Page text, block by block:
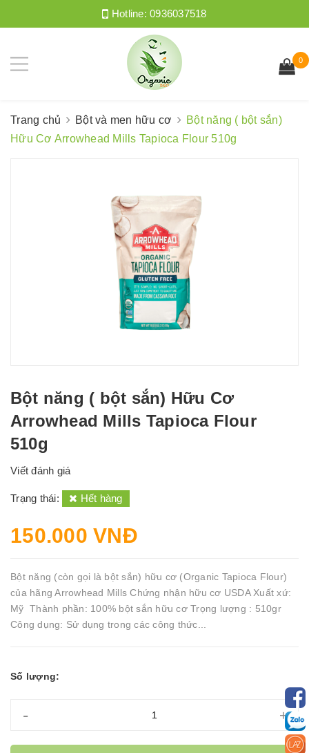
Hotline:0936037518
0
Trang chủ Bột và men hữu cơ
Bột năng ( bột sắn)
Hữu Cơ Arrowhead Mills Tapioca Flour 510g
Bột năng ( bột sắn) Hữu Cơ
Arrowhead Mills Tapioca Flour
510g
Viết đánh giá
Trạng thái: Hết hàng
150.000 VNĐ
Bột năng (còn gọi là bột sắn) hữu cơ (Organic Tapioca Flour)
của hãng Arrowhead Mills Chứng nhận hữu cơ USDA Xuất xứ:
Mỹ Thành phần: 100% bột sắn hữu cơ Trọng lượng : 510gr
Công dụng: Sử dụng trong các công thức...
Số lượng:
- +